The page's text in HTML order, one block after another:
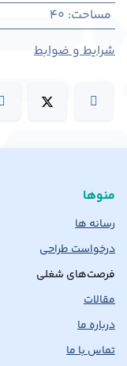
مساحت:
40
شرایط و ضوابط
منوها
رسانه ها
درخواست طراحی
فرصت‌های شغلی
مقالات
درباره ما
تماس با ما